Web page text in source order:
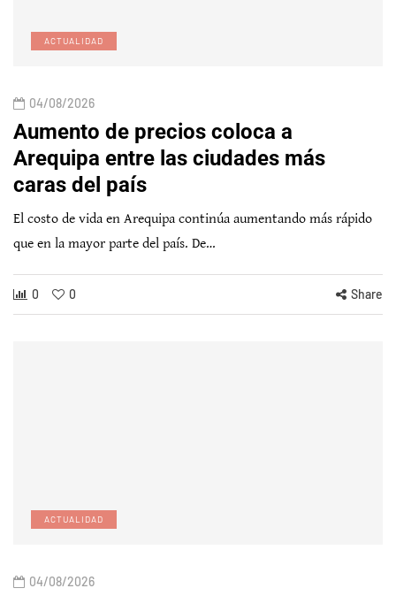
ACTUALIDAD
04/08/2026
Aumento de precios coloca a
Arequipa entre las ciudades más
caras del país
El costo de vida en Arequipa continúa aumentando más rápido
que en la mayor parte del país. De…
0 0 Share
ACTUALIDAD
04/08/2026